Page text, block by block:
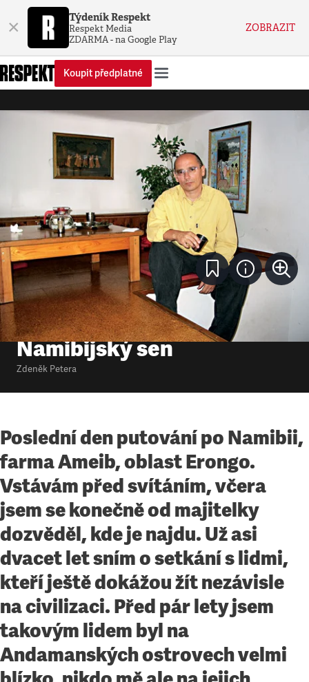
× Týdeník Respekt
Respekt Media
ZDARMA - na Google Play
ZOBRAZIT
Koupit předplatné
Jeden den v životě•30. 12. 2012•4 minuty
Namibijský sen
Zdeněk Petera
Poslední den putování po Namibii,
farma Ameib, oblast Erongo.
Vstávám před svítáním, včera
jsem se konečně od majitelky
dozvěděl, kde je najdu. Už asi
dvacet let sním o setkání s lidmi,
kteří ještě dokážou žít nezávisle
na civilizaci. Před pár lety jsem
takovým lidem byl na
Andamanských ostrovech velmi